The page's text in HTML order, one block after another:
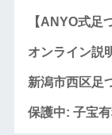
【ANYO式足
オンライン説
新潟市西区足
保護中: 子宝